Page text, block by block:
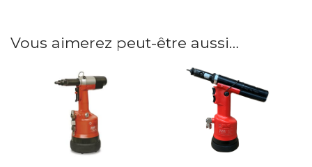
Vous aimerez peut-être aussi…